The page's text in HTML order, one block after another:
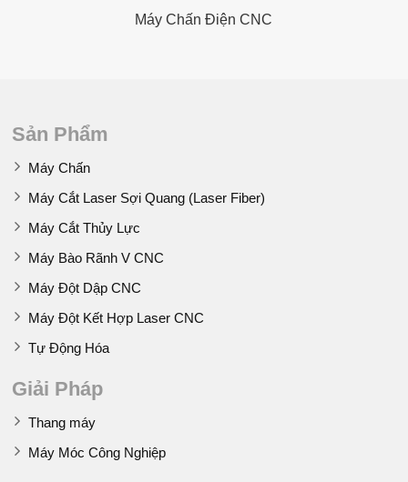
Máy Chấn Điện CNC
Sản Phẩm
Máy Chấn
Máy Cắt Laser Sợi Quang (Laser Fiber)
Máy Cắt Thủy Lực
Máy Bào Rãnh V CNC
Máy Đột Dập CNC
Máy Đột Kết Hợp Laser CNC
Tự Động Hóa
Giải Pháp
Thang máy
Máy Móc Công Nghiệp